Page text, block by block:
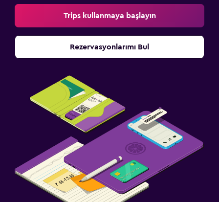
Trips kullanmaya başlayın
Rezervasyonlarımı Bul